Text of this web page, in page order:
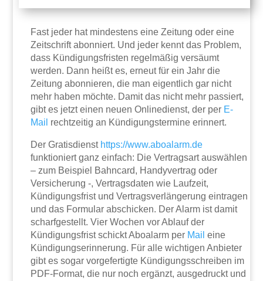
Fast jeder hat mindestens eine Zeitung oder eine
Zeitschrift abonniert. Und jeder kennt das Problem,
dass Kündigungsfristen regelmäßig versäumt
werden. Dann heißt es, erneut für ein Jahr die
Zeitung abonnieren, die man eigentlich gar nicht
mehr haben möchte. Damit das nicht mehr passiert,
gibt es jetzt einen neuen Onlinedienst, der per E-
Mail rechtzeitig an Kündigungstermine erinnert.
Der Gratisdienst https://www.aboalarm.de
funktioniert ganz einfach: Die Vertragsart auswählen
– zum Beispiel Bahncard, Handyvertrag oder
Versicherung -, Vertragsdaten wie Laufzeit,
Kündigungsfrist und Vertragsverlängerung eintragen
und das Formular abschicken. Der Alarm ist damit
scharfgestellt. Vier Wochen vor Ablauf der
Kündigungsfrist schickt Aboalarm per Mail eine
Kündigungserinnerung. Für alle wichtigen Anbieter
gibt es sogar vorgefertigte Kündigungsschreiben im
PDF-Format, die nur noch ergänzt, ausgedruckt und